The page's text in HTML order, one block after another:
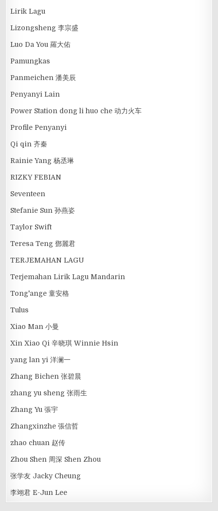
Lirik Lagu
Lizongsheng 李宗盛
Luo Da You 羅大佑
Pamungkas
Panmeichen 潘美辰
Penyanyi Lain
Power Station dong li huo che 动力火车
Profile Penyanyi
Qi qin 齐秦
Rainie Yang 杨丞琳
RIZKY FEBIAN
Seventeen
Stefanie Sun 孙燕姿
Taylor Swift
Teresa Teng 鄧麗君
TERJEMAHAN LAGU
Terjemahan Lirik Lagu Mandarin
Tong'ange 童安格
Tulus
Xiao Man 小曼
Xin Xiao Qi 辛晓琪 Winnie Hsin
yang lan yi 洋澜一
Zhang Bichen 张碧晨
zhang yu sheng 张雨生
Zhang Yu 張宇
Zhangxinzhe 張信哲
zhao chuan 赵传
Zhou Shen 周深 Shen Zhou
张学友 Jacky Cheung
李翊君 E-Jun Lee